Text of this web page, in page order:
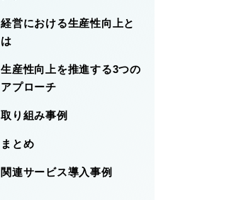
経営における生産性向上と
は
生産性向上を推進する3つの
アプローチ
取り組み事例
まとめ
関連サービス導入事例